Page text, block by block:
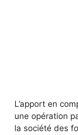
L’apport en
une opération
la société des